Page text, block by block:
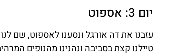
יום 3: אספוט
עזבנו את דה אורגל ונסענו לאספוט, שם
טיילנו קצת בסביבה ונהנינו מהנופים